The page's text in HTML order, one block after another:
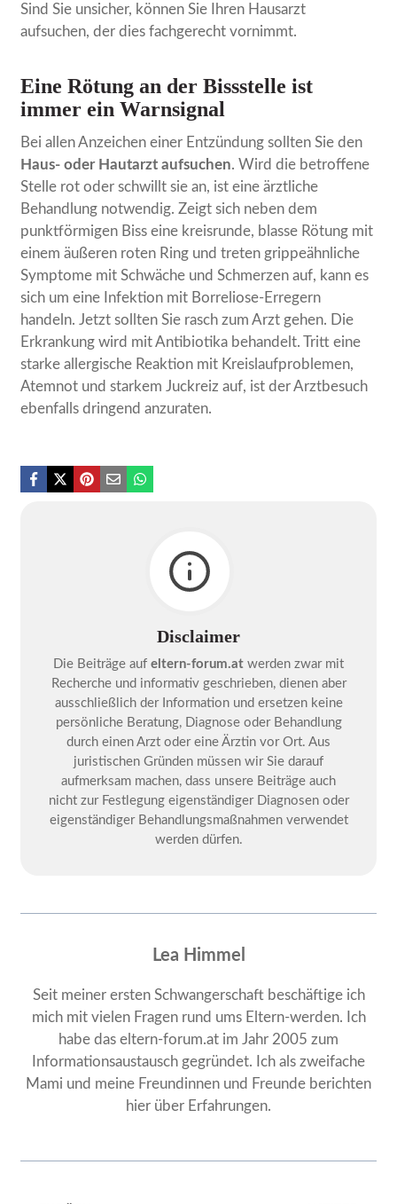
Sind Sie unsicher, können Sie Ihren Hausarzt
aufsuchen, der dies fachgerecht vornimmt.
Eine Rötung an der Bissstelle ist
immer ein Warnsignal
Bei allen Anzeichen einer Entzündung sollten Sie den
Haus- oder Hautarzt aufsuchen. Wird die betroffene
Stelle rot oder schwillt sie an, ist eine ärztliche
Behandlung notwendig. Zeigt sich neben dem
punktförmigen Biss eine kreisrunde, blasse Rötung mit
einem äußeren roten Ring und treten grippeähnliche
Symptome mit Schwäche und Schmerzen auf, kann es
sich um eine Infektion mit Borreliose-Erregern
handeln. Jetzt sollten Sie rasch zum Arzt gehen. Die
Erkrankung wird mit Antibiotika behandelt. Tritt eine
starke allergische Reaktion mit Kreislaufproblemen,
Atemnot und starkem Juckreiz auf, ist der Arztbesuch
ebenfalls dringend anzuraten.
Disclaimer
Die Beiträge auf eltern-forum.at werden zwar mit
Recherche und informativ geschrieben, dienen aber
ausschließlich der Information und ersetzen keine
persönliche Beratung, Diagnose oder Behandlung
durch einen Arzt oder eine Ärztin vor Ort. Aus
juristischen Gründen müssen wir Sie darauf
aufmerksam machen, dass unsere Beiträge auch
nicht zur Festlegung eigenständiger Diagnosen oder
eigenständiger Behandlungsmaßnahmen verwendet
werden dürfen.
Lea Himmel
Seit meiner ersten Schwangerschaft beschäftige ich
mich mit vielen Fragen rund ums Eltern-werden. Ich
habe das eltern-forum.at im Jahr 2005 zum
Informationsaustausch gegründet. Ich als zweifache
Mami und meine Freundinnen und Freunde berichten
hier über Erfahrungen.